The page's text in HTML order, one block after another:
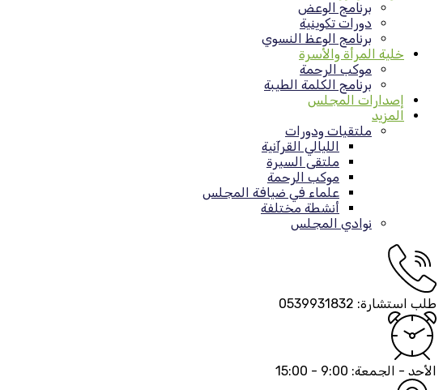
برنامج الوعض
دورات تكوينية
برنامج الوعظ النسوي
خلية المرأة والأسرة
موكب الرحمة
برنامج الكلمة الطيبة
إصدارات المجلس
المزيد
ملتقيات ودورات
الليالي القرآنية
ملتقى السيرة
موكب الرحمة
علماء في ضيافة المجلس
أنشطة مختلفة
نوادي المجلس
طلب استشارة: 0539931832
الأحد - الجمعة: 9:00 - 15:00